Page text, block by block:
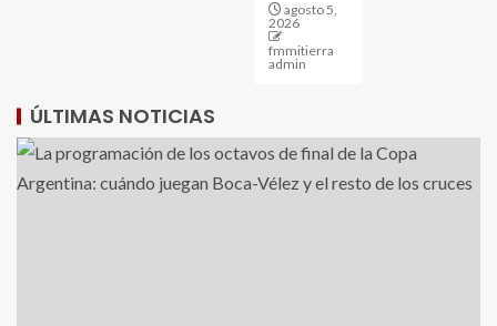
agosto 5,
2026
fmmitierra
admin
ÚLTIMAS NOTICIAS